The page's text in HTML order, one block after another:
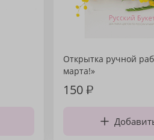
Открытка ручной
марта!»
150₽